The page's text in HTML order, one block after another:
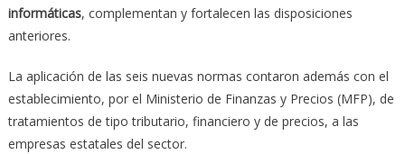
informáticas, complementan y fortalecen las disposiciones
anteriores.
La aplicación de las seis nuevas normas contaron además con el
establecimiento, por el Ministerio de Finanzas y Precios (MFP), de
tratamientos de tipo tributario, financiero y de precios, a las
empresas estatales del sector.